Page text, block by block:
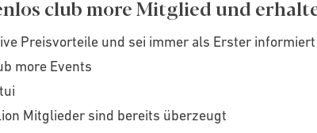
club more Mitglied und
Preisvorteile und sei immer als Erster informiert
more Events
Mitglieder sind bereits überzeugt